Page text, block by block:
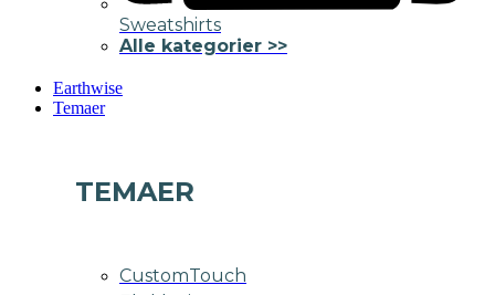
Sweatshirts
Alle kategorier >>
Earthwise
Temaer
TEMAER
CustomTouch